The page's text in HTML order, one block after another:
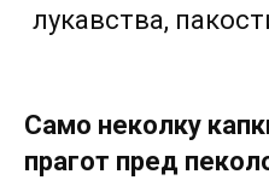
лукавства,
Само неколку
прагот пред